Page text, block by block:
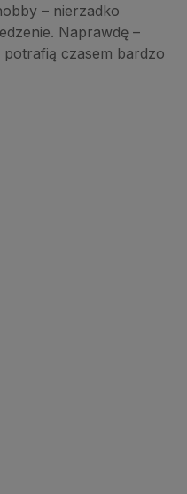
– nierzadko
Naprawdę –
czasem bardzo